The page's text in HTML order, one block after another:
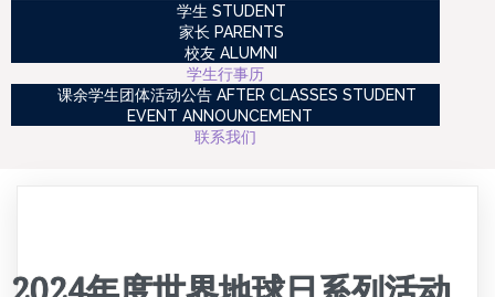
学生 STUDENT
家长 PARENTS
校友 ALUMNI
学生行事历
课余学生团体活动公告 AFTER CLASSES STUDENT
EVENT ANNOUNCEMENT
联系我们